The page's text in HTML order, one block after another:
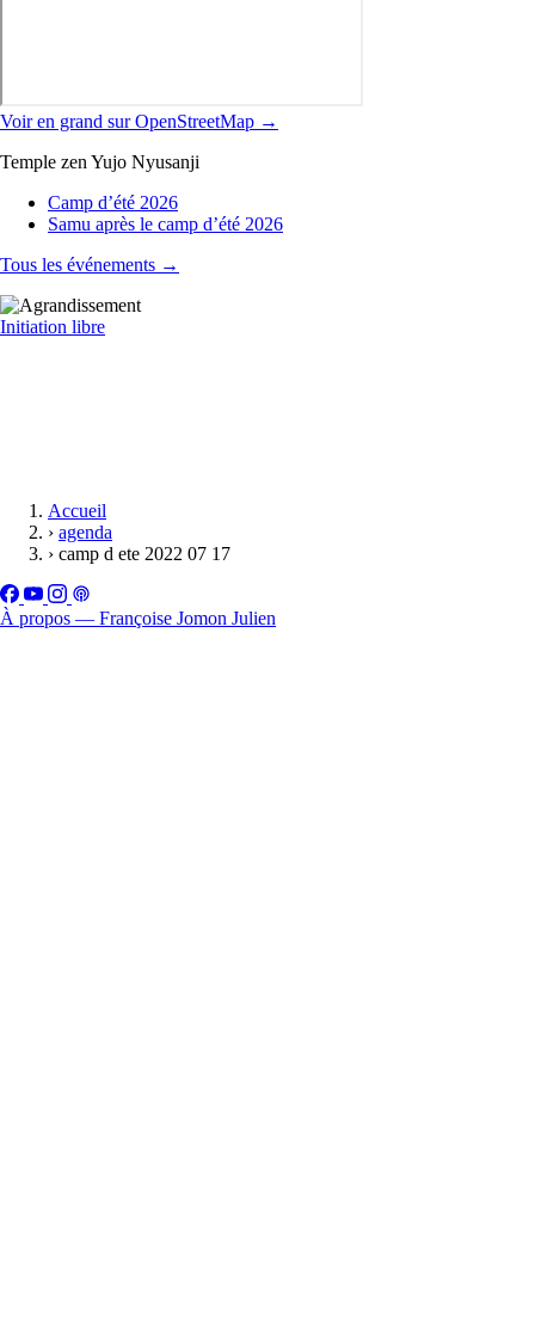
Voir en grand sur OpenStreetMap →
Temple zen Yujo Nyusanji
Camp d’été 2026
Samu après le camp d’été 2026
Tous les événements →
Initiation libre
Accueil
› agenda
› camp d ete 2022 07 17
À propos — Françoise Jomon Julien